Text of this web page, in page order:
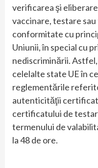
verificarea şi
vaccinare, testare
conformitate cu
Uniunii, în special cu
nediscriminării.
celelalte state UE în
reglementările
autenticităţii
certificatului de
termenului de
la 48 de ore.